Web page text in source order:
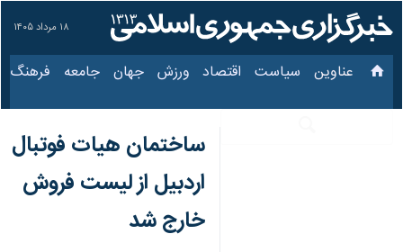
۱۸ مرداد ۱۴۰۵
عناوین‌ سیاست اقتصاد ورزش جهان جامعه فرهنگ
ساختمان هیات فوتبال
اردبیل از لیست فروش
خارج شد